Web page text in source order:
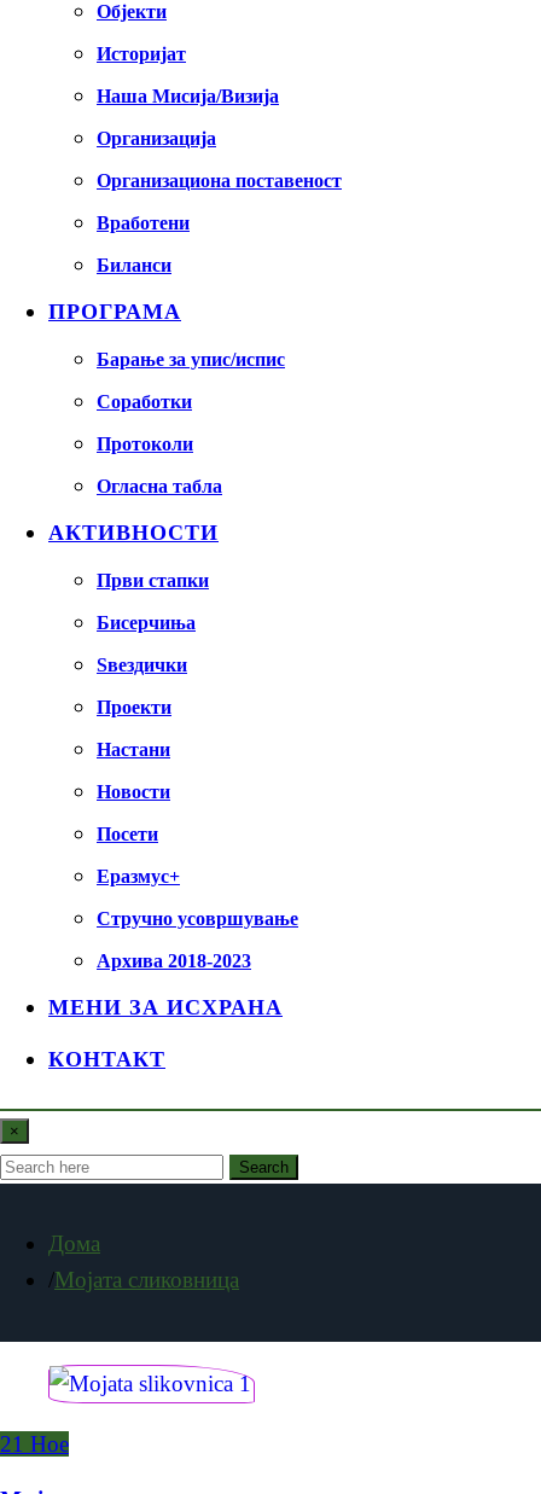
Објекти
Историјат
Наша Мисија/Визија
Организација
Организациона поставеност
Вработени
Биланси
ПРОГРАМА
Барање за упис/испис
Соработки
Протоколи
Огласна табла
АКТИВНОСТИ
Први стапки
Бисерчиња
Ѕвездички
Проекти
Настани
Новости
Посети
Еразмус+
Стручно усовршување
Архива 2018-2023
МЕНИ ЗА ИСХРАНА
КОНТАКТ
×
Search
Дома
Мојата сликовница
21 Ное